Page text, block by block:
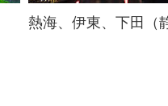
熱海、伊東、下田（